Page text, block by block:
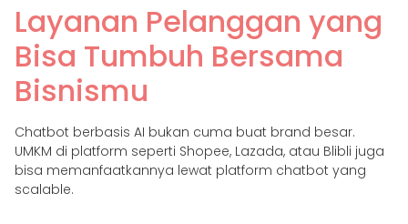
Layanan Pelanggan yang
Bisa Tumbuh Bersama
Bisnismu
Chatbot berbasis AI bukan cuma buat brand besar.
UMKM di platform seperti Shopee, Lazada, atau Blibli juga
bisa memanfaatkannya lewat platform chatbot yang
scalable.